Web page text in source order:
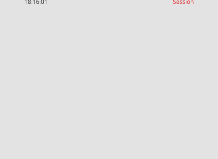
18:16:01
Session